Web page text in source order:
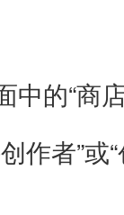
的“商店
者”或